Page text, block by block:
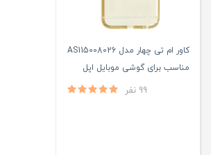
کاور ام تی چهار مدل AS115008026
مناسب برای گوشی موبایل اپل
iPHONE 6 Plus/6S Plus
99 نفر